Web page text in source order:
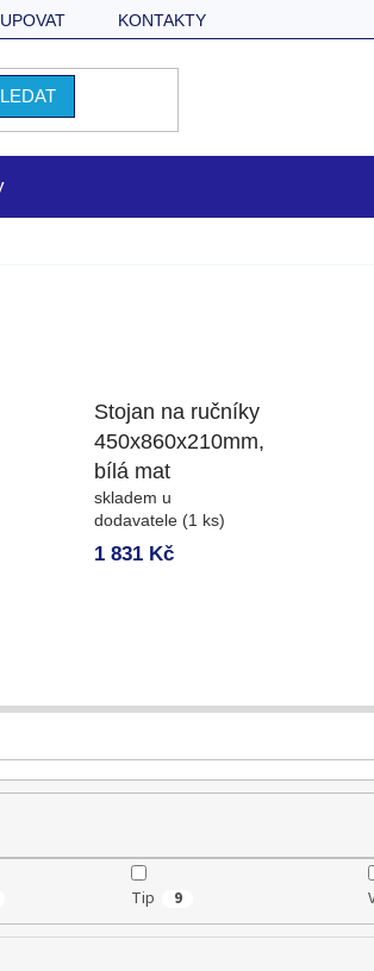
KONTAKTY
Stojan na ručníky
450x860x210mm,
bílá mat
skladem u
dodavatele (1 ks)
1 831 Kč
Tip 9